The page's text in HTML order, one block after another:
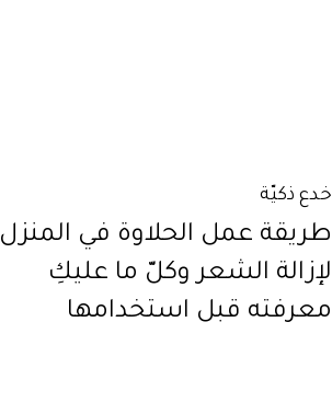
خدع ذكيّة
طريقة عمل الحلاوة في المنزل
لإزالة الشعر وكلّ ما عليكِ
معرفته قبل استخدامها